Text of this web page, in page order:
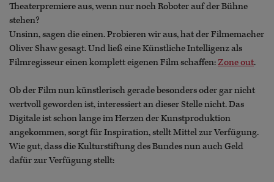
Theaterpremiere aus, wenn nur noch Roboter auf der Bühne
stehen?
Unsinn, sagen die einen. Probieren wir aus, hat der Filmemacher
Oliver Shaw gesagt. Und ließ eine Künstliche Intelligenz als
Filmregisseur einen komplett eigenen Film schaffen:Zone out.
Ob der Film nun künstlerisch gerade besonders oder gar nicht
wertvoll geworden ist, interessiert an dieser Stelle nicht. Das
Digitale ist schon lange im Herzen der Kunstproduktion
angekommen, sorgt für Inspiration, stellt Mittel zur Verfügung.
Wie gut, dass die Kulturstiftung des Bundes nun auch Geld
dafür zur Verfügung stellt: